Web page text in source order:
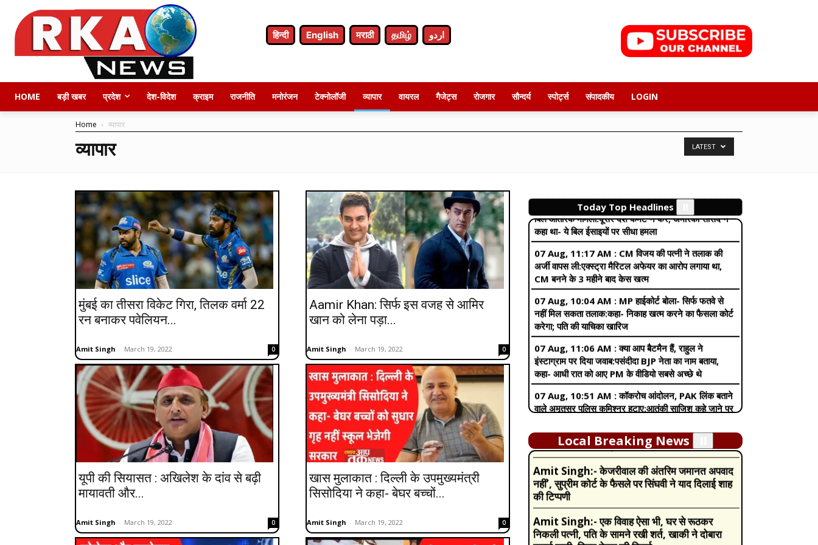
हिन्दी English मराठी தமிழ் اردو
HOME बड़ी खबर प्रदेश देश-विदेश क्राइम राजनीति मनोरंजन टेक्नोलॉजी व्यापार वायरल गैजेट्स रोजगार सौन्दर्य स्पोर्ट्स संपादकीय LOGIN
Home व्यापार
व्यापार LATEST
मुंबई का तीसरा विकेट गिरा, तिलक वर्मा 22
रन बनाकर पवेलियन...
Amit Singh - March 19, 2022 0
Aamir Khan: सिर्फ इस वजह से आमिर
खान को लेना पड़ा...
Amit Singh - March 19, 2022 0
यूपी की सियासत : अखिलेश के दांव से बढ़ी
मायावती और...
Amit Singh - March 19, 2022 0
खास मुलाकात : दिल्ली के उपमुख्यमंत्री
सिसोदिया ने कहा- बेघर बच्चों...
Amit Singh - March 19, 2022 0
Today Top Headlines
बादल:पंजाब में दोबारा अकाली-BJP गठजोड़ के संकेत; केजरीवाल
बोले- ना ना करते प्यार तुम्हीं से कर बैठे
07 Aug, 1:00 AM :लुधियाना में अंडर गारमेंट्स में छिपाकर
निकाली पुड़िया, युवक को थमाई
सरकार बोली- विदेशी फंडिंग से जुड़ा
07 Aug, 11:17 AM :CM विजय की पत्नी ने तलाक की
अर्जी वापस ली:एक्स्ट्रा मैरिटल अफेयर का आरोप लगाया था,
CM बनने के 3 महीने बाद केस खत्म
07 Aug, 10:04 AM : MP हाईकोर्ट बोला- सिर्फ फतवे से
नहीं मिल सकता तलाक:कहा- निकाह खत्म करने का फैसला कोर्ट
करेगा; पति की याचिका खारिज
07 Aug, 11:06 AM : क्या आप बैटमैन हैं, राहुल ने
इंस्टाग्राम पर दिया जवाब:पसंदीदा BJP नेता का नाम बताया,
कहा- आधी रात को आए PM के वीडियो सबसे अच्छे थे
07 Aug, 10:51 AM :कॉकरोच आंदोलन, PAK लिंक बताने
वाले अमृतसर पुलिस कमिश्नर हटाए:आतंकी साजिश कहे जाने पर
BJP ने बनाया था मुद्दा; नई पोस्टिंग नहीं दी
07 Aug, 10:50 AM :सुप्रीम कोर्ट बोला- सांसद अंडे फेंके
जाने से डरते हैं:स्वतंत्रता सेनानियों ने गोलियां झेलीं, महुआ मोइत्रा
07 Aug, 9:24 AM :पीएम की एनडीए के 45 नए सांसदों के
साथ बैठक:इनमें TMC और उद्धव गुट के बागी सांसद भी थे;
कहा- चिंता करने की जरूरत नहीं, हम साथ हैं
07 Aug, 4:46 AM :तेजस्वी सूर्या 26km पैदल चलकर
कांवड़ लेकर ऋषिकेश पहुंचे:व्रत रख हरकी पैड़ी से उठाया था
जल; बोले- बेंगलुरु में करूंगा जलाभिषेक
06 Aug, 11:50 PM :दीपक प्रकाश MLC बने, सुप्रीम
Local Breaking News
Amit Singh:- Pregnancy में इन वजहों से बढ़
जाती है खुजली की समस्या, नजरअंदाज करने की गलती मां
और बच्चे दोनों के लिए खतरा
Amit Singh:-Income Tax Budget 2024:
टैक्सपेयर्स को मिल गई बड़ी सौगात, निर्मला सीतारमण ने न्यू
Amit Singh:-केजरीवाल की अंतरिम जमानत अपवाद
नहीं’, सुप्रीम कोर्ट के फैसले पर सिंघवी ने याद दिलाई शाह
की टिप्पणी
Amit Singh:-
निकली पत्नी, पति के सामने रखी शर्त, खाकी ने दोबारा
कराई शादी, गिफ्ट देकर की विदाई